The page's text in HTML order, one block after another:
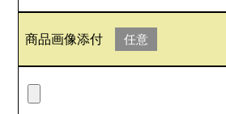
商品画像添付 任意